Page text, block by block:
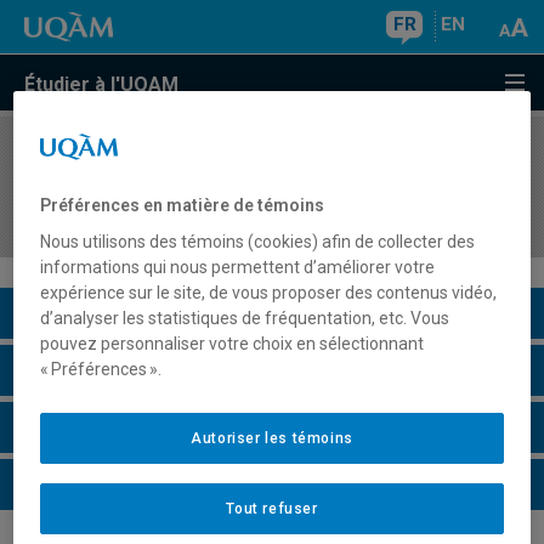
FR EN
Étudier à l'UQAM
COURS//
XVIIe siècles
Description du cours
Horaire - Été 2026
Horaire - Automne 2026
Horaire - Hiver 2027
Préférences en matière de témoins
Nous utilisons des témoins (cookies) afin de collecter des
informations qui nous permettent d’améliorer votre
expérience sur le site, de vous proposer des contenus vidéo,
d’analyser les statistiques de fréquentation, etc. Vous
pouvez personnaliser votre choix en sélectionnant
« Préférences ».
Tout refuser
Autoriser les témoins